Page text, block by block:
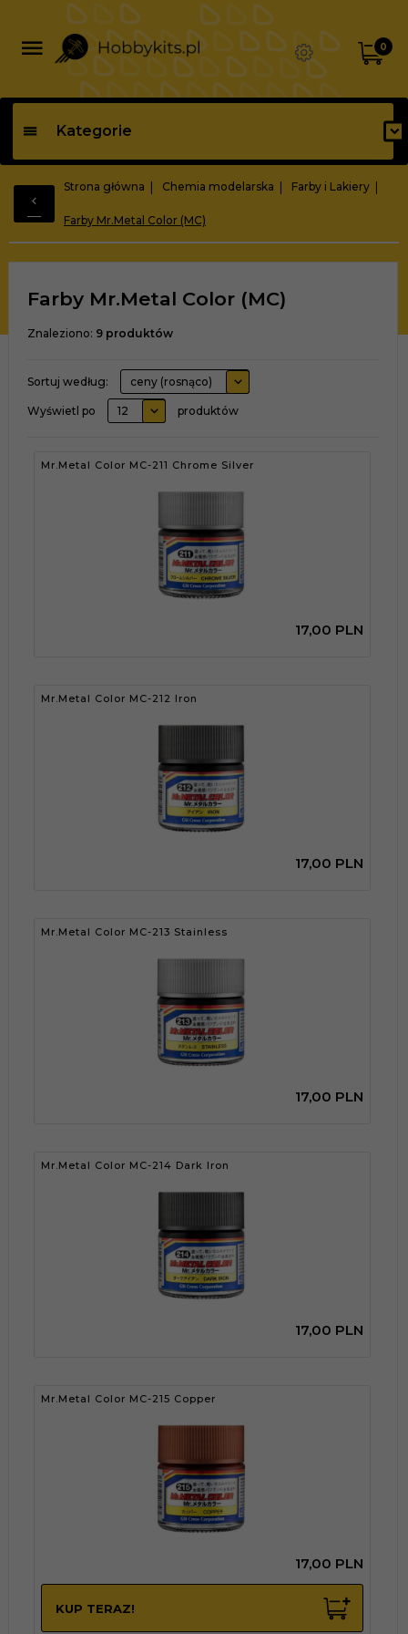
0
Kategorie
Strona główna Chemia modelarska Farby i Lakiery
Farby Mr.Metal Color (MC)
Farby Mr.Metal Color (MC)
Znaleziono: 9 produktów
Sortuj według: ceny (rosnąco)
Wyświetl po 12 produktów
Mr.Metal Color MC-211 Chrome Silver
17,00 PLN
Mr.Metal Color MC-212 Iron
17,00 PLN
Mr.Metal Color MC-213 Stainless
17,00 PLN
Mr.Metal Color MC-214 Dark Iron
17,00 PLN
Mr.Metal Color MC-215 Copper
17,00 PLN
KUP TERAZ!